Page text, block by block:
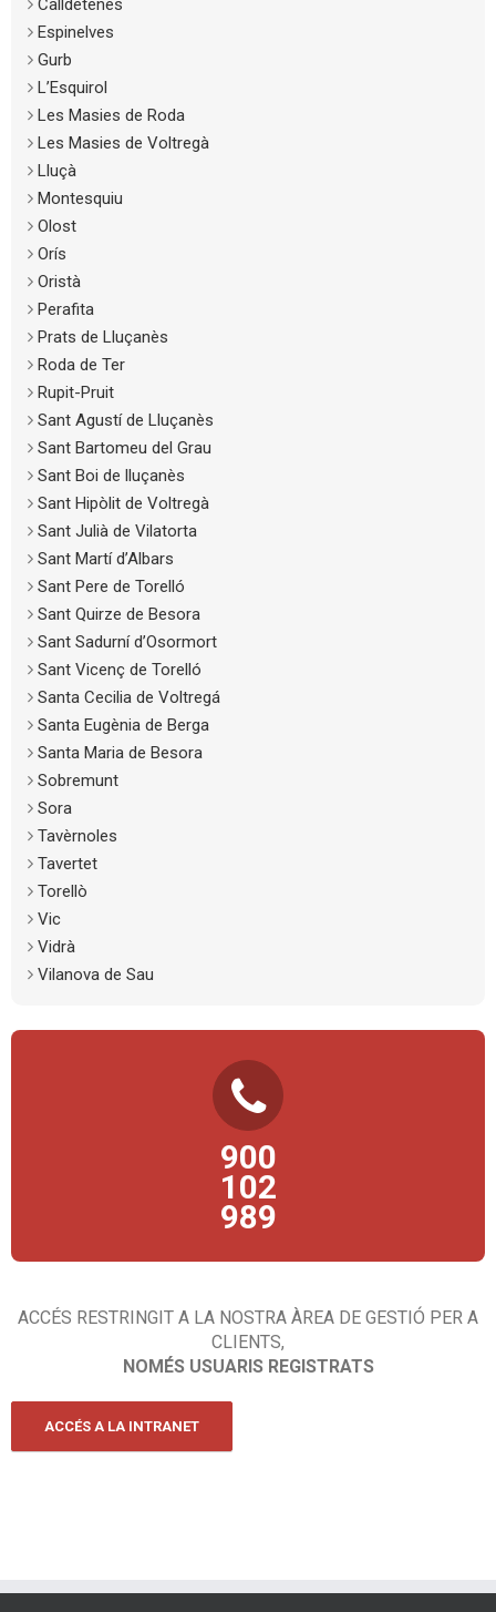
Calldetenes
Espinelves
Gurb
L’Esquirol
Les Masies de Roda
Les Masies de Voltregà
Lluçà
Montesquiu
Olost
Orís
Oristà
Perafita
Prats de Lluçanès
Roda de Ter
Rupit-Pruit
Sant Agustí de Lluçanès
Sant Bartomeu del Grau
Sant Boi de lluçanès
Sant Hipòlit de Voltregà
Sant Julià de Vilatorta
Sant Martí d’Albars
Sant Pere de Torelló
Sant Quirze de Besora
Sant Sadurní d’Osormort
Sant Vicenç de Torelló
Santa Cecilia de Voltregá
Santa Eugènia de Berga
Santa Maria de Besora
Sobremunt
Sora
Tavèrnoles
Tavertet
Torellò
Vic
Vidrà
Vilanova de Sau
900
102
989
TELÈFON D’ATENCIÓ AL CIUTADÀ
Consultes, propostes, comentaris, queixes… esperem la teva
trucada!
ACCÉS RESTRINGIT A LA NOSTRA ÀREA DE GESTIÓ PER A
CLIENTS,
NOMÉS USUARIS REGISTRATS
ACCÉS A LA INTRANET